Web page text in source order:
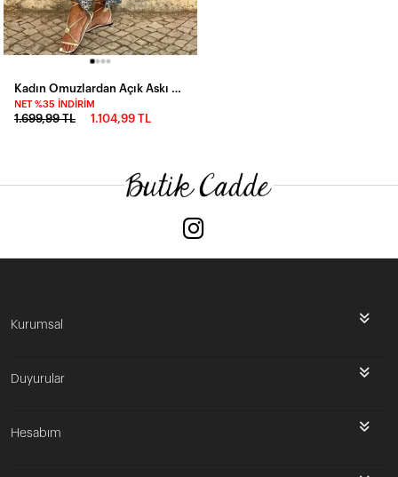
NET %35 İNDIRIM
1.699,99 TL 1.104,99 TL
Kurumsal
Duyurular
Hesabım